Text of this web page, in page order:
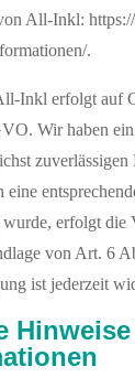
All-Inkl:
.
Inkl erfolgt auf
Wir haben ein
zuverlässigen
eine
erfolgt die
von Art. 6
ist jederzeit